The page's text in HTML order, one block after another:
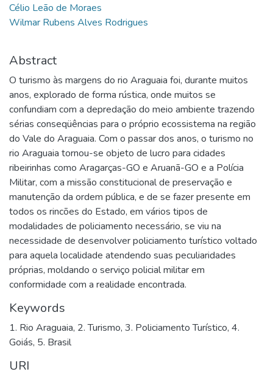
Célio Leão de Moraes
Wilmar Rubens Alves Rodrigues
Abstract
O turismo às margens do rio Araguaia foi, durante muitos
anos, explorado de forma rústica, onde muitos se
confundiam com a depredação do meio ambiente trazendo
sérias conseqüências para o próprio ecossistema na região
do Vale do Araguaia. Com o passar dos anos, o turismo no
rio Araguaia tornou-se objeto de lucro para cidades
ribeirinhas como Aragarças-GO e Aruanã-GO e a Polícia
Militar, com a missão constitucional de preservação e
manutenção da ordem pública, e de se fazer presente em
todos os rincões do Estado, em vários tipos de
modalidades de policiamento necessário, se viu na
necessidade de desenvolver policiamento turístico voltado
para aquela localidade atendendo suas peculiaridades
próprias, moldando o serviço policial militar em
conformidade com a realidade encontrada.
Keywords
1. Rio Araguaia, 2. Turismo, 3. Policiamento Turístico, 4.
Goiás, 5. Brasil
URI